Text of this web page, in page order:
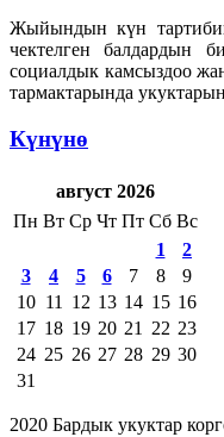
Жыйындын күн
чектелген балдардын
социалдык камсыздоо
тармактарында
Күнүнө
август 2026
Пн Вт Ср Чт Пт Сб Вс
1
2
3
4 5 6 7 8
9
10 11 12 13 14 15 16
17 18 19 20 21 22 23
24 25 26 27 28 29 30
31
2020 Бардык укуктар